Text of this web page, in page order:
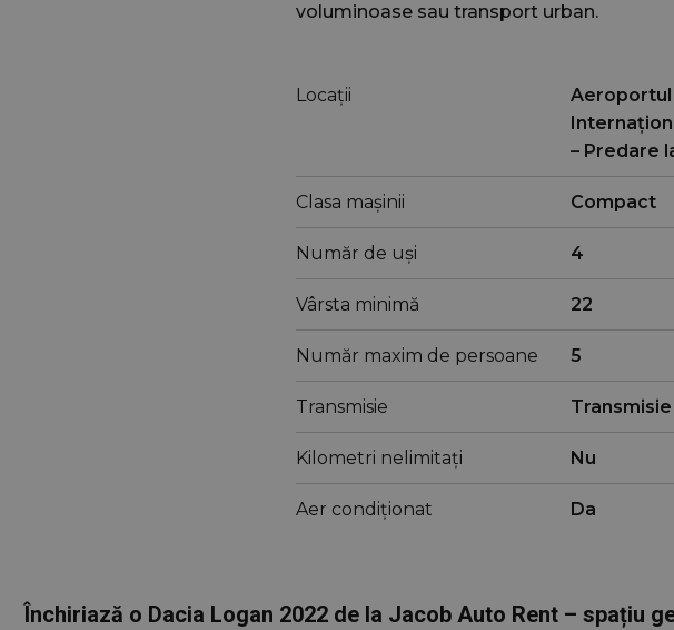
voluminoase sau transport urban.
Locații
Aeroportul
– Predare
Clasa mașinii Compact
Număr de uși 4
Vârsta minimă 22
Număr maxim de persoane 5
Transmisie
Kilometri nelimitați Nu
Aer condiționat Da
Închiriază o Dacia Logan 2022 de la Jacob Auto Rent – spațiu